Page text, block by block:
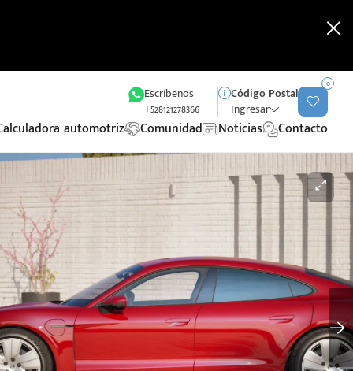
Escríbenos
+528121278366
Código Postal
Ingresar
0
automotriz Comunidad Noticias Contacto